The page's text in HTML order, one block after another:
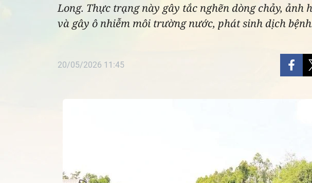
Long. Thực trạng này gây tắc nghẽn dòng chảy,
và gây ô nhiễm môi trường nước, phát sinh dịch
20/05/2026 11:45